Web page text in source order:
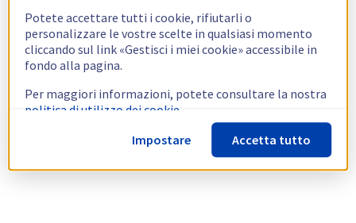
Potete accettare tutti i cookie, rifiutarli o
personalizzare le vostre scelte in qualsiasi momento
cliccando sul link «Gestisci i miei cookie» accessibile in
fondo alla pagina.
Per maggiori informazioni, potete consultare la nostra
politica di utilizzo dei cookie.
Impostare
Accetta tutto